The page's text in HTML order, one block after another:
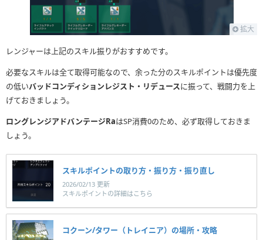
拡大
レンジャーは上記のスキル振りがおすすめです。
必要なスキルは全て取得可能なので、余った分のスキルポイントは優先度
の低いバッドコンディションレジスト・リデュースに振って、戦闘力を上
げておきましょう。
ロングレンジアドバンテージRaはSP消費0のため、必ず取得しておきま
しょう。
スキルポイントの取り方・振り方・振り直し
2026/02/13 更新
スキルポイントの詳細はこちら
コクーン/タワー（トレイニア）の場所・攻略